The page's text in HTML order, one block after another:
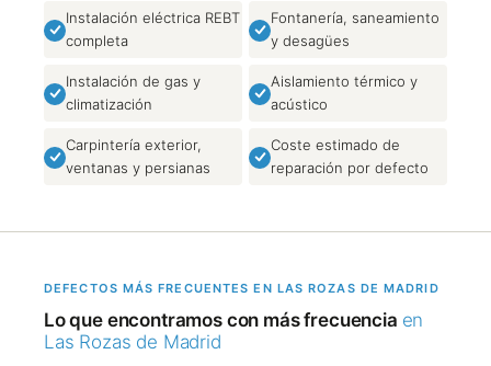
Instalación eléctrica REBT
completa
Fontanería, saneamiento
y desagües
Instalación de gas y
climatización
Aislamiento térmico y
acústico
Carpintería exterior,
ventanas y persianas
Coste estimado de
reparación por defecto
DEFECTOS MÁS FRECUENTES EN LAS ROZAS DE MADRID
Lo que encontramos con más frecuencia en
Las Rozas de Madrid